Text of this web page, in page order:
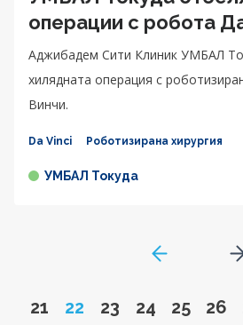
операции с робота
Аджибадем Сити Клиник УМБАЛ
хилядната операция с
Винчи.
Da Vinci Роботизирана хирургия
УМБАЛ Токуда
Go to page
21 Page
22 Go to page
23 Go to page
24 Go to
25 Go
26